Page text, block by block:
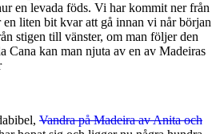
en levada föds. Vi har kommit ner från
en liten bit kvar att gå innan vi når början
stigen till vänster, om man följer den
Cana kan man njuta av en av Madeiras
Vandra på Madeira av Anita och